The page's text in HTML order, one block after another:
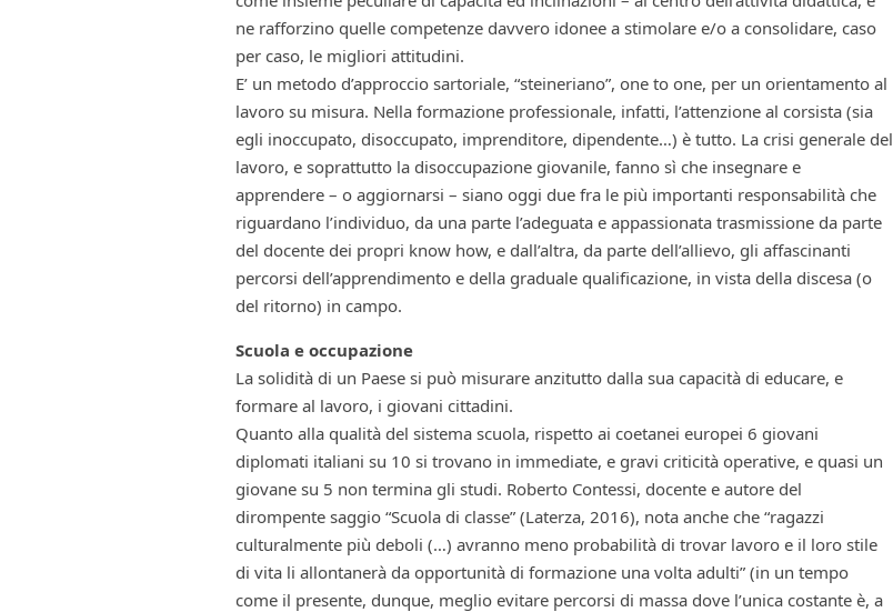
ne rafforzino quelle competenze davvero idonee a stimolare e/o a consolidare, caso
per caso, le migliori attitudini.
E’ un metodo d’approccio sartoriale, “steineriano”, one to one, per un orientamento al
lavoro su misura. Nella formazione professionale, infatti, l’attenzione al corsista (sia
egli inoccupato, disoccupato, imprenditore, dipendente…) è tutto. La crisi generale del
lavoro, e soprattutto la disoccupazione giovanile, fanno sì che insegnare e
apprendere – o aggiornarsi – siano oggi due fra le più importanti responsabilità che
riguardano l’individuo, da una parte l’adeguata e appassionata trasmissione da parte
del docente dei propri know how, e dall’altra, da parte dell’allievo, gli affascinanti
percorsi dell’apprendimento e della graduale qualificazione, in vista della discesa (o
del ritorno) in campo.
Scuola e occupazione
La solidità di un Paese si può misurare anzitutto dalla sua capacità di educare, e
formare al lavoro, i giovani cittadini.
Quanto alla qualità del sistema scuola, rispetto ai coetanei europei 6 giovani
diplomati italiani su 10 si trovano in immediate, e gravi criticità operative, e quasi un
giovane su 5 non termina gli studi. Roberto Contessi, docente e autore del
dirompente saggio “Scuola di classe” (Laterza, 2016), nota anche che “ragazzi
culturalmente più deboli (…) avranno meno probabilità di trovar lavoro e il loro stile
di vita li allontanerà da opportunità di formazione una volta adulti” (in un tempo
come il presente, dunque, meglio evitare percorsi di massa dove l’unica costante è, a